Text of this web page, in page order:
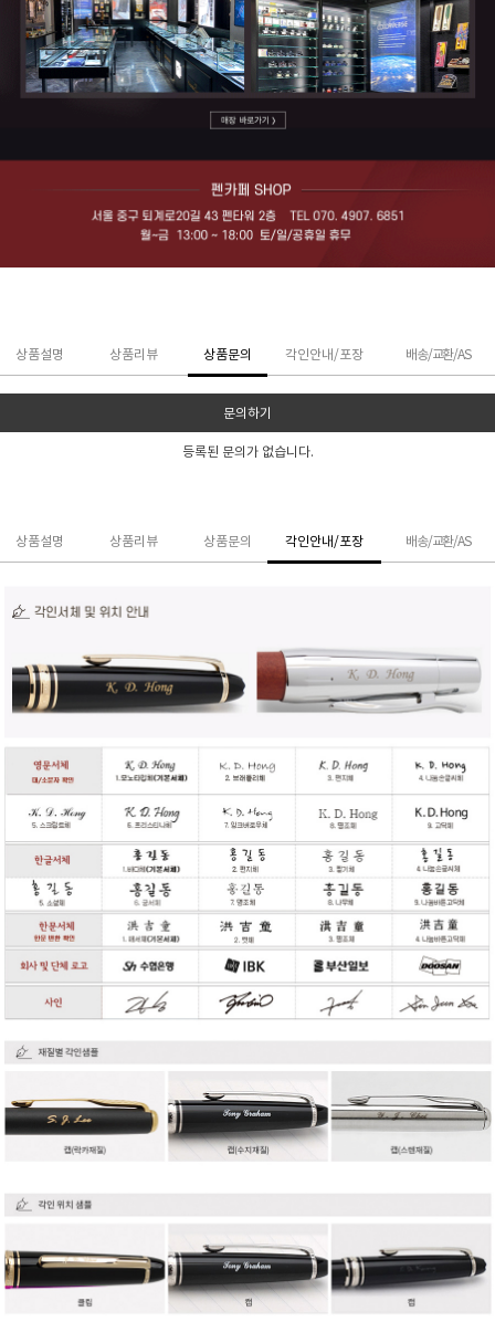
상품설명 상품리뷰 상품문의 각인안내/포장 배송/교환/AS
문의하기
등록된 문의가 없습니다.
상품설명 상품리뷰 상품문의 각인안내/포장 배송/교환/AS